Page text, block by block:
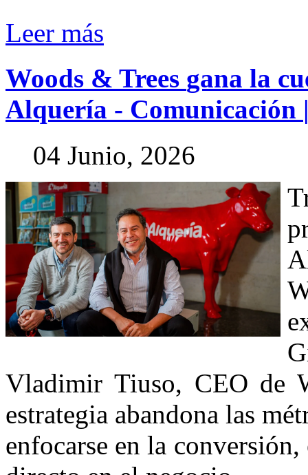
Leer más
Woods & Trees gana la
Alquería - Comunicación
04 Junio, 2026
Vladimir Tiuso, CEO de
estrategia abandona las
enfocarse en la